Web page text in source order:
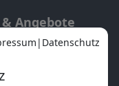
& Angebote
App